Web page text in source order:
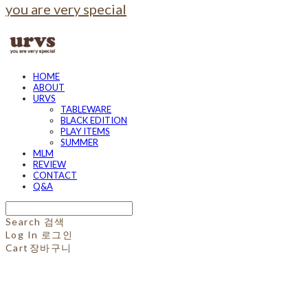
you are very special
HOME
ABOUT
URVS
TABLEWARE
BLACK EDITION
PLAY ITEMS
SUMMER
MLM
REVIEW
CONTACT
Q&A
Search 검색
Log In 로그인
Cart 장바구니